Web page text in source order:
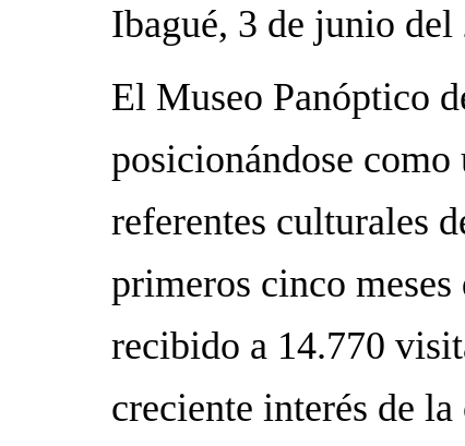
Ibagué, 3 de junio del
El Museo Panóptico
posicionándose
referentes culturales
primeros cinco
recibido a 14.770
creciente interés de